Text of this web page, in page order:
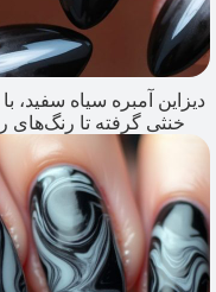
دیزاین آمبره سیاه سفید،
خنثی گرفته تا